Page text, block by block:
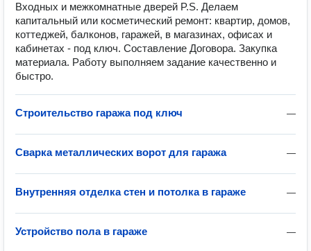
Входных и межкомнатные дверей P.S. Делаем
капитальный или косметический ремонт: квартир, домов,
коттеджей, балконов, гаражей, в магазинах, офисах и
кабинетах - под ключ. Составление Договора. Закупка
материала. Работу выполняем задание качественно и
быстро.
—
Строительство гаража под ключ
—
Сварка металлических ворот для гаража
—
Внутренняя отделка стен и потолка в гараже
—
Устройство пола в гараже